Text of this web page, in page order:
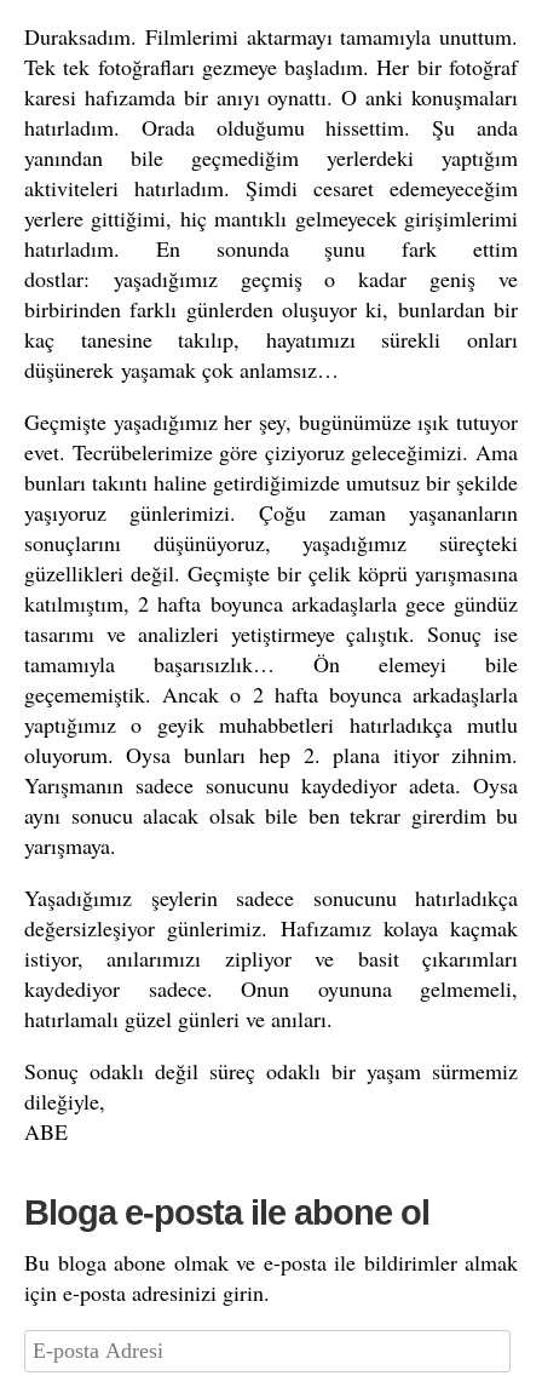
Duraksadım. Filmlerimi aktarmayı tamamıyla unuttum.
Tek tek fotoğrafları gezmeye başladım. Her bir fotoğraf
karesi hafızamda bir anıyı oynattı. O anki konuşmaları
hatırladım. Orada olduğumu hissettim. Şu anda
yanından bile geçmediğim yerlerdeki yaptığım
aktiviteleri hatırladım. Şimdi cesaret edemeyeceğim
yerlere gittiğimi, hiç mantıklı gelmeyecek girişimlerimi
hatırladım. En sonunda şunu fark ettim
dostlar: yaşadığımız geçmiş o kadar geniş ve
birbirinden farklı günlerden oluşuyor ki, bunlardan bir
kaç tanesine takılıp, hayatımızı sürekli onları
düşünerek yaşamak çok anlamsız…
Geçmişte yaşadığımız her şey, bugünümüze ışık tutuyor
evet. Tecrübelerimize göre çiziyoruz geleceğimizi. Ama
bunları takıntı haline getirdiğimizde umutsuz bir şekilde
yaşıyoruz günlerimizi. Çoğu zaman yaşananların
sonuçlarını düşünüyoruz, yaşadığımız süreçteki
güzellikleri değil. Geçmişte bir çelik köprü yarışmasına
katılmıştım, 2 hafta boyunca arkadaşlarla gece gündüz
tasarımı ve analizleri yetiştirmeye çalıştık. Sonuç ise
tamamıyla başarısızlık… Ön elemeyi bile
geçememiştik. Ancak o 2 hafta boyunca arkadaşlarla
yaptığımız o geyik muhabbetleri hatırladıkça mutlu
oluyorum. Oysa bunları hep 2. plana itiyor zihnim.
Yarışmanın sadece sonucunu kaydediyor adeta. Oysa
aynı sonucu alacak olsak bile ben tekrar girerdim bu
yarışmaya.
Yaşadığımız şeylerin sadece sonucunu hatırladıkça
değersizleşiyor günlerimiz. Hafızamız kolaya kaçmak
istiyor, anılarımızı zipliyor ve basit çıkarımları
kaydediyor sadece. Onun oyununa gelmemeli,
hatırlamalı güzel günleri ve anıları.
Sonuç odaklı değil süreç odaklı bir yaşam sürmemiz
dileğiyle,
ABE
Bloga e-posta ile abone ol
Bu bloga abone olmak ve e-posta ile bildirimler almak
için e-posta adresinizi girin.